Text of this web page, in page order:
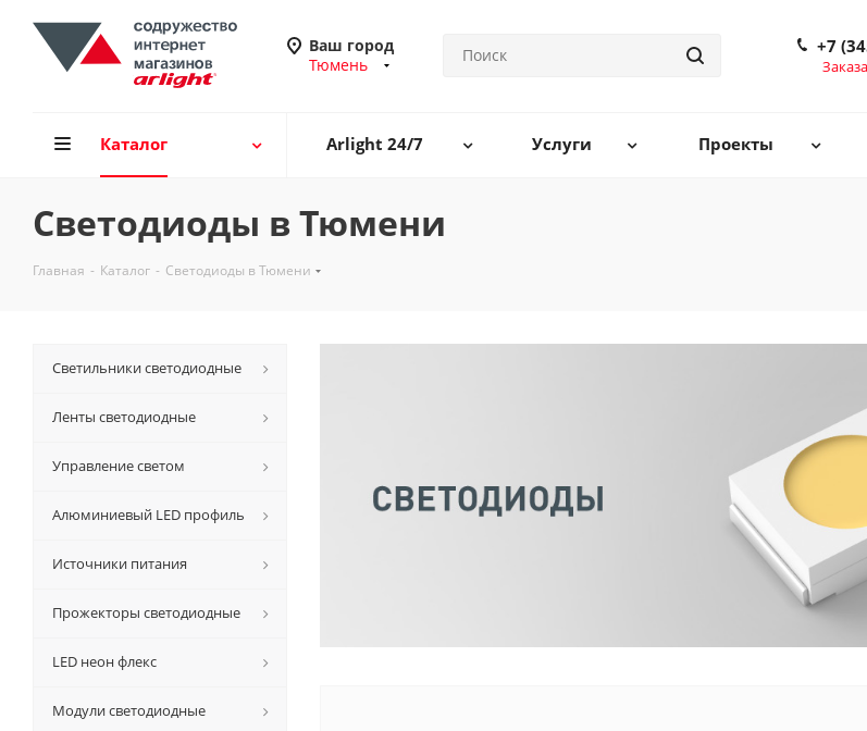
Ваш город
Тюмень
+7
Каталог Arlight 24/7 Услуги Проекты
Светодиоды в Тюмени
Главная - Каталог - Светодиоды в Тюмени
Светильники светодиодные
Ленты светодиодные
Управление светом
Алюминиевый LED профиль
Источники питания
Прожекторы светодиодные
LED неон флекс
Модули светодиодные